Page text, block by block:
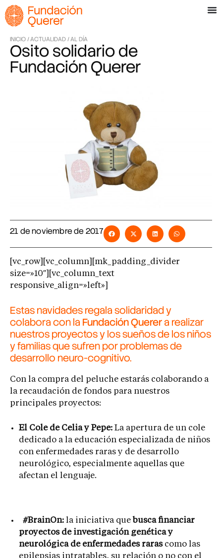
INICIO /ACTUALIDAD /AL DÍA
Osito solidario de
Fundación Querer
21 de noviembre de 2017
[vc_row][vc_column][mk_padding_divider
size=»10″][vc_column_text
responsive_align=»left»]
Estas navidades regala solidaridad y
colabora con la Fundación Querera realizar
nuestros proyectos y los sueños de los niños
y familias que sufren por problemas de
desarrollo neuro-cognitivo.
Con la compra del peluche estarás colaborando a
la recaudación de fondos para nuestros
principales proyectos:
El Cole de Celia y Pepe: La apertura de un cole
dedicado a la educación especializada de niños
con enfermedades raras y de desarrollo
neurológico, especialmente aquellas que
afectan el lenguaje.
#BrainOn: la iniciativa que busca financiar
proyectos de investigación genética y
neurológica de enfermedades raras como las